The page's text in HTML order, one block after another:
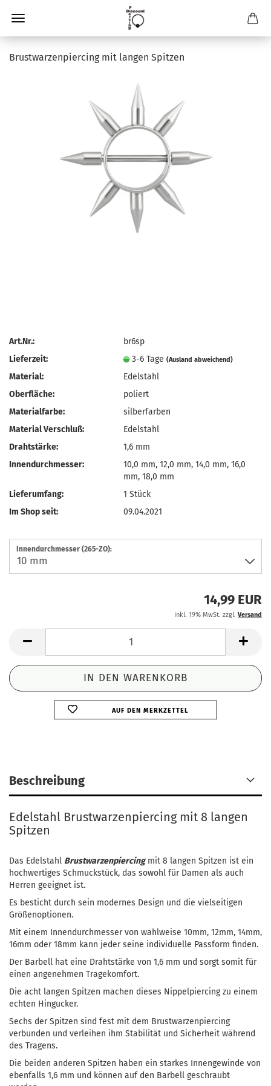
Brustwarzenpiercing mit langen Spitzen
Art.Nr.:
br6sp
Lieferzeit:
3-6 Tage(Ausland abweichend)
Material:
Edelstahl
Oberfläche:
poliert
Materialfarbe:
silberfarben
Material Verschluß:
Edelstahl
Drahtstärke:
1,6 mm
Innendurchmesser:
10,0 mm, 12,0 mm, 14,0 mm, 16,0
mm, 18,0 mm
Lieferumfang:
1 Stück
Im Shop seit:
09.04.2021
Innendurchmesser (265-ZO):
14,99 EUR
inkl. 19% MwSt. zzgl. Versand
AUF DEN MERKZETTEL
Beschreibung
Edelstahl Brustwarzenpiercing mit 8 langen
Spitzen
Das Edelstahl Brustwarzenpiercingmit 8 langen Spitzen ist ein
hochwertiges Schmuckstück, das sowohl für Damen als auch
Herren geeignet ist.
Es besticht durch sein modernes Design und die vielseitigen
Größenoptionen.
Mit einem Innendurchmesser von wahlweise 10mm, 12mm, 14mm,
16mm oder 18mm kann jeder seine individuelle Passform finden.
Der Barbell hat eine Drahtstärke von 1,6 mm und sorgt somit für
einen angenehmen Tragekomfort.
Die acht langen Spitzen machen dieses Nippelpiercing zu einem
echten Hingucker.
Sechs der Spitzen sind fest mit dem Brustwarzenpiercing
verbunden und verleihen ihm Stabilität und Sicherheit während
des Tragens.
Die beiden anderen Spitzen haben ein starkes Innengewinde von
ebenfalls 1,6 mm und können auf den Barbell geschraubt